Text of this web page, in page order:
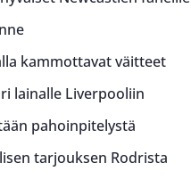
kammottavat väitteet
lainalle Liverpooliin
pahoinpitelystä
tarjouksen Rodrista